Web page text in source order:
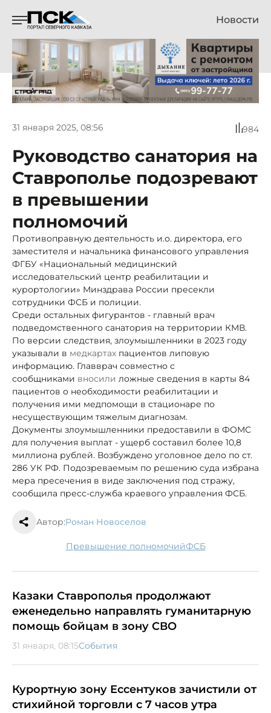
Новости
31 января 2025, 08:56 984
Руководство санатория на
Ставрополье подозревают
в превышении
полномочий
Противоправную деятельность и.о. директора, его
заместителя и начальника финансового управления
ФГБУ «Национальный медицинский
исследовательский центр реабилитации и
курортологии» Минздрава России пресекли
сотрудники ФСБ и полиции.
Среди остальных фигурантов - главный врач
подведомственного санатория на территории КМВ.
По версии следствия, злоумышленники в 2023 году
указывали в медкартах пациентов липовую
информацию. Главврач совместно с
сообщниками вносили ложные сведения в карты 84
пациентов о необходимости реабилитации и
получения ими медпомощи в стационаре по
несуществующим тяжелым диагнозам.
Документы злоумышленники предоставили в ФОМС
для получения выплат - ущерб составил более 10,8
миллиона рублей. Возбуждено уголовное дело по ст.
286 УК РФ. Подозреваемым по решению суда избрана
мера пресечения в виде заключения под стражу,
сообщила пресс-служба краевого управления ФСБ.
Автор:Роман Новоселов
превышение полномочий ФСБ
Казаки Ставрополья продолжают
еженедельно направлять гуманитарную
помощь бойцам в зону СВО
31 января, 08:15События
Курортную зону Ессентуков зачистили от
стихийной торговли с 7 часов утра